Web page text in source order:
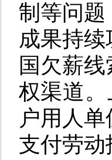
制等问
成果持
国欠薪
权渠道
户用人
支付劳动